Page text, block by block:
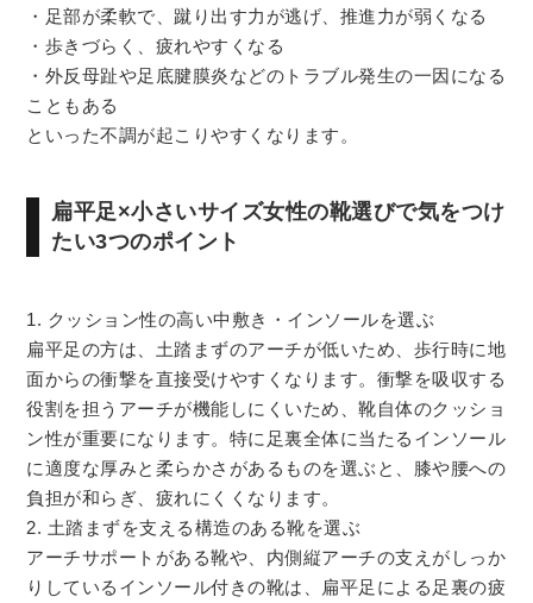
・足部が柔軟で、蹴り出す力が逃げ、推進力が弱くなる
・歩きづらく、疲れやすくなる
・外反母趾や足底腱膜炎などのトラブル発生の一因になる
こともある
といった不調が起こりやすくなります。
扁平足×小さいサイズ女性の靴選びで気をつけ
たい3つのポイント
1. クッション性の高い中敷き・インソールを選ぶ
扁平足の方は、土踏まずのアーチが低いため、歩行時に地
面からの衝撃を直接受けやすくなります。衝撃を吸収する
役割を担うアーチが機能しにくいため、靴自体のクッショ
ン性が重要になります。特に足裏全体に当たるインソール
に適度な厚みと柔らかさがあるものを選ぶと、膝や腰への
負担が和らぎ、疲れにくくなります。
2. 土踏まずを支える構造のある靴を選ぶ
アーチサポートがある靴や、内側縦アーチの支えがしっか
りしているインソール付きの靴は、扁平足による足裏の疲